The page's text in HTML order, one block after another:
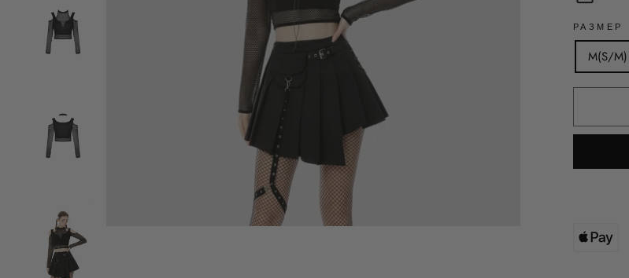
РАЗМЕР
M(S/M)